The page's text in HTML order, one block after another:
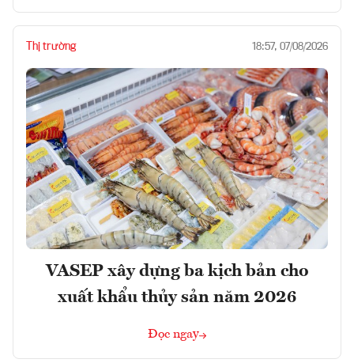
Thị trường 18:57, 07/08/2026
VASEP xây dựng ba kịch bản cho
xuất khẩu thủy sản năm 2026
Đọc ngay